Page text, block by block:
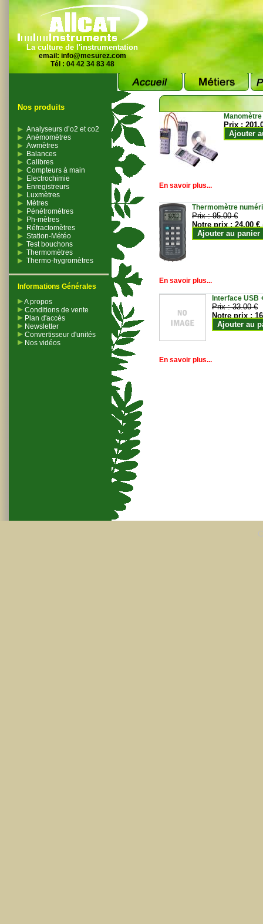
La culture de l'instrumentation
email: info@mesurez.com
Tél : 04 42 34 83 48
Nos produits
Analyseurs d’o2 et co2
Anémomètres
Awmètres
Balances
Calibres
Compteurs à main
Electrochimie
Enregistreurs
Luxmètres
Mètres
Pénétromètres
Ph-mètres
Réfractomètres
Station-Météo
Test bouchons
Thermomètres
Thermo-hygromètres
Informations Générales
A propos
Conditions de vente
Plan d'accès
Newsletter
Convertisseur d'unités
Nos vidéos
Prix :
Ajouter
En savoir plus...
Thermomètre
Prix :95.00 €
Notre prix :24.00 €
Ajouter au panier
En savoir plus...
Interface USB
Prix :33.00 €
Notre prix :
Ajouter au
En savoir plus...